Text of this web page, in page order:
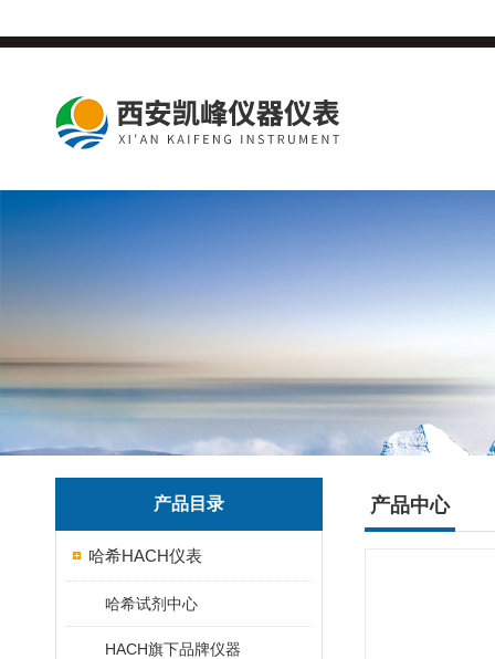
产品目录
哈希HACH仪表
哈希试剂中心
HACH旗下品牌仪器
产品中心